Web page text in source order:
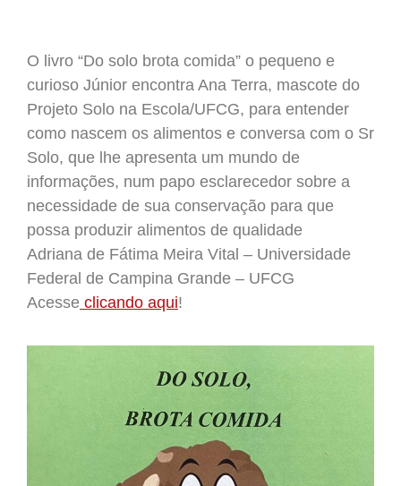
O livro “Do solo brota comida” o pequeno e
curioso Júnior encontra Ana Terra, mascote do
Projeto Solo na Escola/UFCG, para entender
como nascem os alimentos e conversa com o Sr
Solo, que lhe apresenta um mundo de
informações, num papo esclarecedor sobre a
necessidade de sua conservação para que
possa produzir alimentos de qualidade
Adriana de Fátima Meira Vital – Universidade
Federal de Campina Grande – UFCG
Acesse clicando aqui!